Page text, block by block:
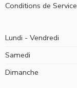
Conditions de Service
Lundi - Vendredi
Samedi
Dimanche